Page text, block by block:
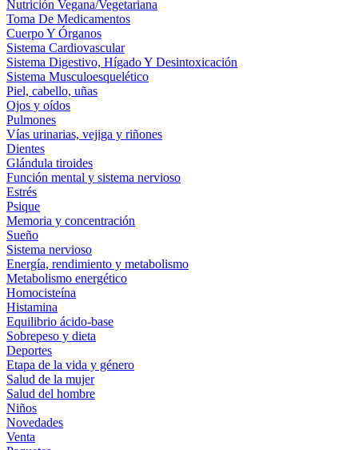
Nutrición Vegana/Vegetariana
Toma De Medicamentos
Cuerpo Y Órganos
Sistema Cardiovascular
Sistema Digestivo, Hígado Y Desintoxicación
Sistema Musculoesquelético
Piel, cabello, uñas
Ojos y oídos
Pulmones
Vías urinarias, vejiga y riñones
Dientes
Glándula tiroides
Función mental y sistema nervioso
Estrés
Psique
Memoria y concentración
Sueño
Sistema nervioso
Energía, rendimiento y metabolismo
Metabolismo energético
Homocisteína
Histamina
Equilibrio ácido-base
Sobrepeso y dieta
Deportes
Etapa de la vida y género
Salud de la mujer
Salud del hombre
Niños
Novedades
Venta